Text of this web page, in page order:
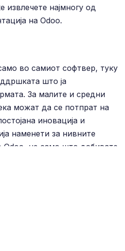
извлечете најмногу од
на Odoo.
во самиот софтвер, туку
што ја
За малите и средни
можат да се потпрат на
иновација и
наменети за нивните
Odoo, не само што добивате